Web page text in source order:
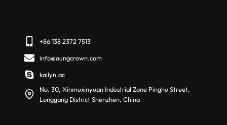
+86 138 2372 7513
info@aungcrown.com
kailyn.ac
No. 30, Xinmuxinyuan Industrial Zone Pinghu Street,
Longgang District Shenzhen, China